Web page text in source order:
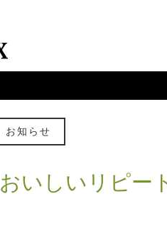
お知らせ
おいしいリピー